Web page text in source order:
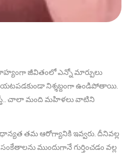
జీవితంలో ఎన్నో మార్పులు
నిశ్శబ్దంగా ఉండిపోతాయి.
చాలా మంది మహిళలు వాటిని
తమ ఆరోగ్యానికి ఇవ్వరు. దీనివల్ల
ముందుగానే గుర్తించడం వల్ల